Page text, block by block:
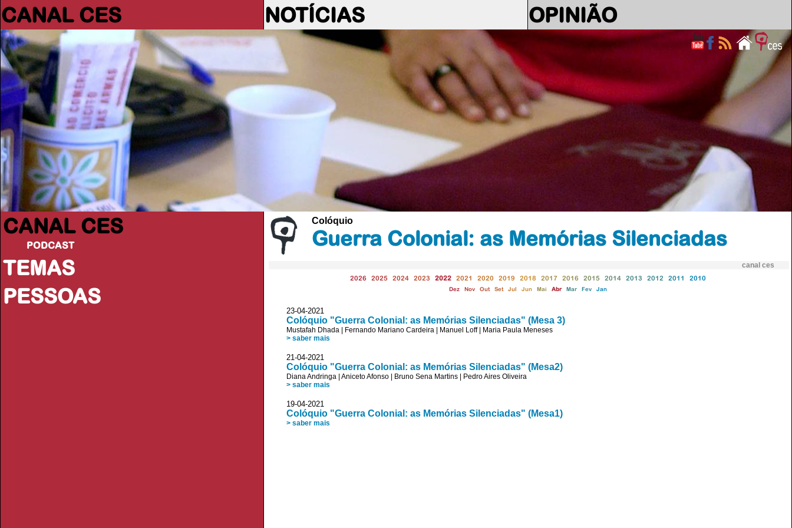
CANAL CES NOTÍCIAS OPINIÃO
CANAL CES
PODCAST
TEMAS
PESSOAS
Colóquio
Guerra Colonial: as Memórias Silenciadas
canal ces
2026 2025 2024 2023 2022 2021 2020 2019 2018 2017 2016 2015 2014 2013 2012 2011 2010
Dez Nov Out Set Jul Jun Mai Abr Mar Fev Jan
23-04-2021
Colóquio "Guerra Colonial: as Memórias Silenciadas" (Mesa 3)
Mustafah Dhada Fernando Mariano Cardeira Manuel Loff|
Maria Paula Meneses
> saber mais
21-04-2021
Colóquio "Guerra Colonial: as Memórias Silenciadas" (Mesa2)
Diana Andringa Aniceto Afonso Bruno Sena Martins
Pedro Aires Oliveira
> saber mais
19-04-2021
Colóquio "Guerra Colonial: as Memórias Silenciadas" (Mesa1)
> saber mais